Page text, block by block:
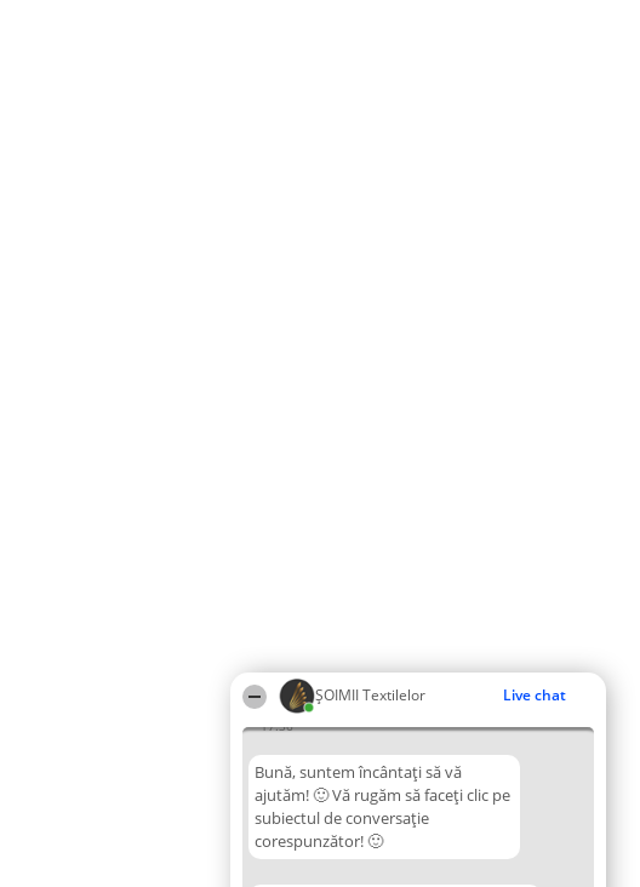
ȘOIMII Textilelor Live chat
17:36
Bună, suntem încântați să vă
ajutăm! 🙂 Vă rugăm să faceți clic pe
subiectul de conversație
corespunzător! 🙂